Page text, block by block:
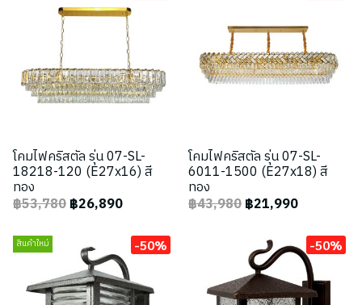
โคมไฟคริสตัล รุ่น 07-SL-
18218-120 (E27x16) สี
ทอง
฿53,780฿26,890
โคมไฟคริสตัล รุ่น 07-SL-
6011-1500 (E27x18) สี
ทอง
฿43,980฿21,990
สินค้าใหม่ -50% -50%